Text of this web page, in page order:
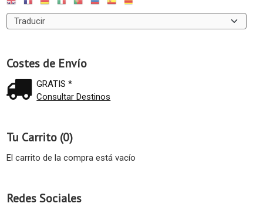
Costes de Envío
GRATIS *
Consultar Destinos
Tu Carrito (0)
El carrito de la compra está vacío
Redes Sociales